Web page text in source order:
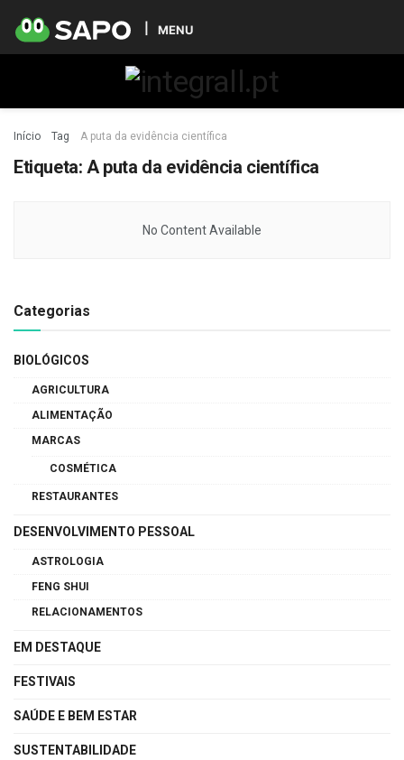
MENU
Início Tag A puta da evidência científica
Etiqueta: A puta da evidência científica
No Content Available
Categorias
BIOLÓGICOS
AGRICULTURA
ALIMENTAÇÃO
MARCAS
COSMÉTICA
RESTAURANTES
DESENVOLVIMENTO PESSOAL
ASTROLOGIA
FENG SHUI
RELACIONAMENTOS
EM DESTAQUE
FESTIVAIS
SAÚDE E BEM ESTAR
SUSTENTABILIDADE